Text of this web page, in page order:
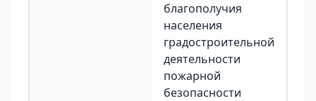
благополучия
населения
градостроительной
деятельности
пожарной
безопасности